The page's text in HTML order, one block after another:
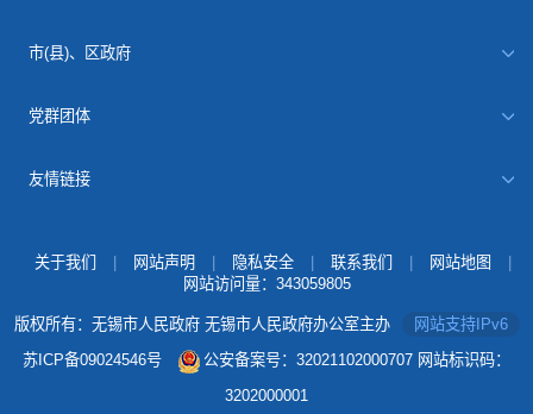
市(县)、区政府
党群团体
友情链接
关于我们 网站声明 隐私安全 联系我们 网站地图
网站访问量： 343059805
版权所有：无锡市人民政府 无锡市人民政府办公室主办
网站支持IPv6
苏ICP备09024546号
公安备案号：32021102000707 网站标识码：
3202000001